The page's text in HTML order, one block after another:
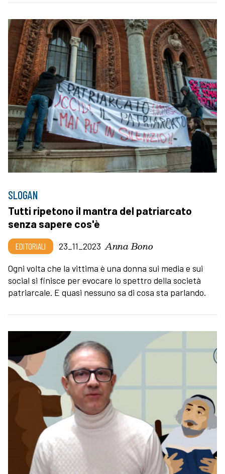
SLOGAN
Tutti ripetono il mantra del patriarcato
senza sapere cos'è
EDITORIALI 23_11_2023 Anna Bono
Ogni volta che la vittima è una donna sui media e sui
social si finisce per evocare lo spettro della società
patriarcale. E quasi nessuno sa di cosa sta parlando.